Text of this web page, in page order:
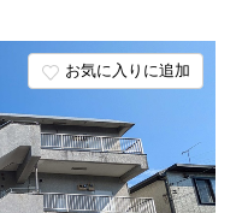
お気に入りに追加